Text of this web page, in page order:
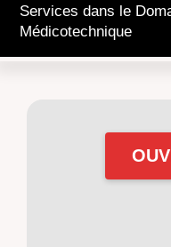
Services dans le
Médicotechnique